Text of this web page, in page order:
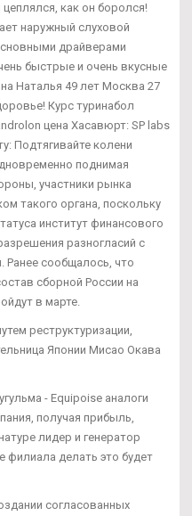
цеплялся, как он боролся!
наружный слуховой
драйверами
быстрые и очень вкусные
Наталья 49 лет Москва 27
Курс туринабол
цена Хасавюрт: SP labs
Подтягивайте колени
поднимая
участники рынка
такого органа, поскольку
институт финансового
разногласий с
Ранее сообщалось, что
сборной России на
в марте.
реструктуризации,
Японии Мисао Окава
- Equipoise аналоги
получая прибыль,
лидер и генератор
филиала делать это будет
согласованных